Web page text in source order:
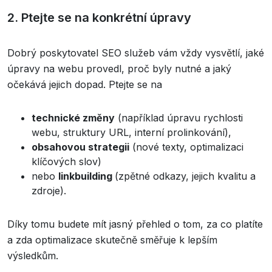
2. Ptejte se na konkrétní úpravy
Dobrý poskytovatel SEO služeb vám vždy vysvětlí, jaké
úpravy na webu provedl, proč byly nutné a jaký
očekává jejich dopad. Ptejte se na
technické změny (například úpravu rychlosti
webu, struktury URL, interní prolinkování),
obsahovou strategii (nové texty, optimalizaci
klíčových slov)
nebo linkbuilding (zpětné odkazy, jejich kvalitu a
zdroje).
Díky tomu budete mít jasný přehled o tom, za co platíte
a zda optimalizace skutečně směřuje k lepším
výsledkům.